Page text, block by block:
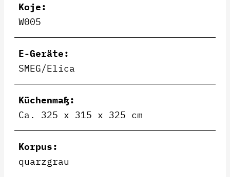
Koje:
W005
E-Geräte:
SMEG/Elica
Küchenmaß:
Ca. 325 x 315 x 325 cm
Korpus:
quarzgrau